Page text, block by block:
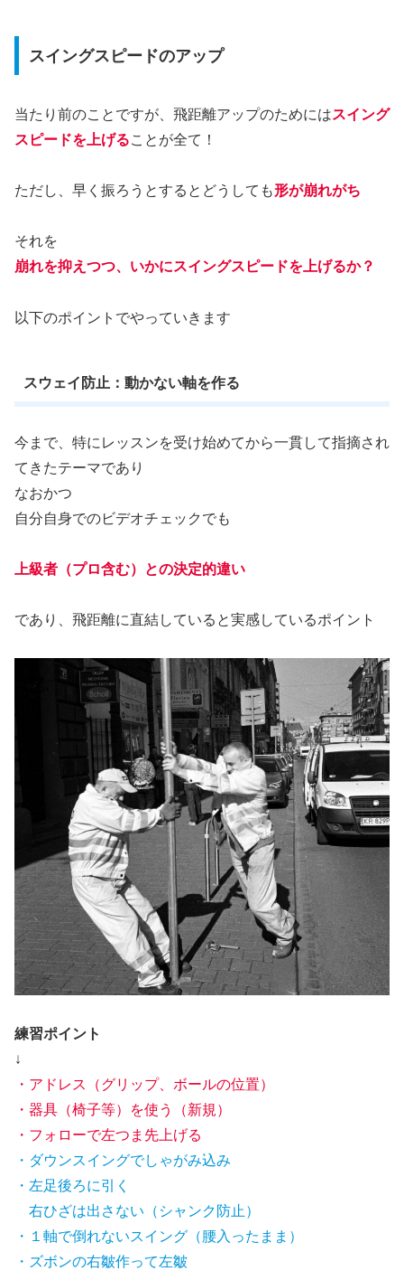
スイングスピードのアップ
当たり前のことですが、飛距離アップのためにはスイング
スピードを上げることが全て！
ただし、早く振ろうとするとどうしても形が崩れがち
それを
崩れを抑えつつ、いかにスイングスピードを上げるか？
以下のポイントでやっていきます
スウェイ防止：動かない軸を作る
今まで、特にレッスンを受け始めてから一貫して指摘され
てきたテーマであり
なおかつ
自分自身でのビデオチェックでも
上級者（プロ含む）との決定的違い
であり、飛距離に直結していると実感しているポイント
練習ポイント
↓
・アドレス（グリップ、ボールの位置）
・器具（椅子等）を使う（新規）
・フォローで左つま先上げる
・ダウンスイングでしゃがみ込み
・左足後ろに引く
右ひざは出さない（シャンク防止）
・１軸で倒れないスイング（腰入ったまま）
・ズボンの右皺作って左皺